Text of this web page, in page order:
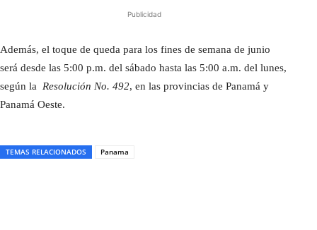
Publicidad
Además, el toque de queda para los fines de semana de junio
será desde las 5:00 p.m. del sábado hasta las 5:00 a.m. del lunes,
según la
Resolución No. 492, en las provincias de Panamá y
Panamá Oeste.
TEMAS RELACIONADOS Panama